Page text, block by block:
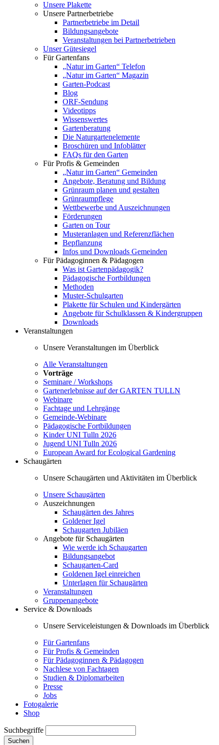
Unsere Plakette
Unsere Partnerbetriebe
Partnerbetriebe im Detail
Bildungsangebote
Veranstaltungen bei Partnerbetrieben
Unser Gütesiegel
Für Gartenfans
„Natur im Garten“ Telefon
„Natur im Garten“ Magazin
Garten-Podcast
Blog
ORF-Sendung
Videotipps
Wissenswertes
Gartenberatung
Die Naturgartenelemente
Broschüren und Infoblätter
FAQs für den Garten
Für Profis & Gemeinden
„Natur im Garten“ Gemeinden
Angebote, Beratung und Bildung
Grünraum planen und gestalten
Grünraumpflege
Wettbewerbe und Auszeichnungen
Förderungen
Garten on Tour
Musteranlagen und Referenzflächen
Bepflanzung
Infos und Downloads Gemeinden
Für Pädagoginnen & Pädagogen
Was ist Gartenpädagogik?
Pädagogische Fortbildungen
Methoden
Muster-Schulgarten
Plakette für Schulen und Kindergärten
Angebote für Schulklassen & Kindergruppen
Downloads
Veranstaltungen
Unsere Veranstaltungen im Überblick
Alle Veranstaltungen
Vorträge
Seminare / Workshops
Gartenerlebnisse auf der GARTEN TULLN
Webinare
Fachtage und Lehrgänge
Gemeinde-Webinare
Pädagogische Fortbildungen
Kinder UNI Tulln 2026
Jugend UNI Tulln 2026
European Award for Ecological Gardening
Schaugärten
Unsere Schaugärten und Aktivitäten im Überblick
Unsere Schaugärten
Auszeichnungen
Schaugärten des Jahres
Goldener Igel
Schaugarten Jubiläen
Angebote für Schaugärten
Wie werde ich Schaugarten
Bildungsangebot
Schaugarten-Card
Goldenen Igel einreichen
Unterlagen für Schaugärten
Veranstaltungen
Gruppenangebote
Service & Downloads
Unsere Serviceleistungen & Downloads im Überblick
Für Gartenfans
Für Profis & Gemeinden
Für Pädagoginnen & Pädagogen
Nachlese von Fachtagen
Studien & Diplomarbeiten
Presse
Jobs
Fotogalerie
Shop
Suchbegriffe
Suchen